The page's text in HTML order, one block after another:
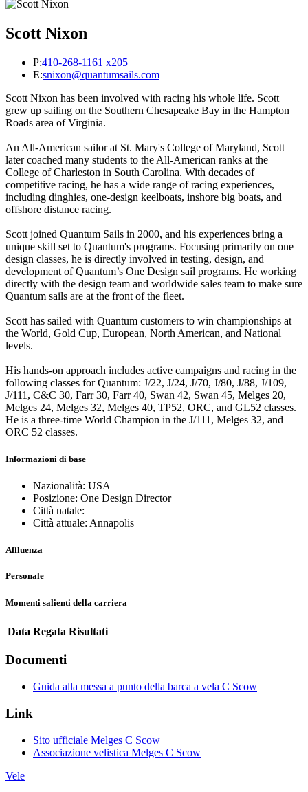
Scott Nixon
P:410-268-1161 x205
E:snixon@quantumsails.com
Scott Nixon has been involved with racing his whole life. Scott
grew up sailing on the Southern Chesapeake Bay in the Hampton
Roads area of Virginia.
An All-American sailor at St. Mary's College of Maryland, Scott
later coached many students to the All-American ranks at the
College of Charleston in South Carolina. With decades of
competitive racing, he has a wide range of racing experiences,
including dinghies, one-design keelboats, inshore big boats, and
offshore distance racing.
Scott joined Quantum Sails in 2000, and his experiences bring a
unique skill set to Quantum's programs. Focusing primarily on one
design classes, he is directly involved in testing, design, and
development of Quantum’s One Design sail programs. He working
directly with the design team and worldwide sales team to make sure
Quantum sails are at the front of the fleet.
Scott has sailed with Quantum customers to win championships at
the World, Gold Cup, European, North American, and National
levels.
His hands-on approach includes active campaigns and racing in the
following classes for Quantum: J/22, J/24, J/70, J/80, J/88, J/109,
J/111, C&C 30, Farr 30, Farr 40, Swan 42, Swan 45, Melges 20,
Melges 24, Melges 32, Melges 40, TP52, ORC, and GL52 classes.
He is a three-time World Champion in the J/111, Melges 32, and
ORC 52 classes.
Informazioni di base
Nazionalità: USA
Posizione: One Design Director
Città natale:
Città attuale: Annapolis
Affluenza
Personale
Momenti salienti della carriera
Data Regata Risultati
Documenti
Guida alla messa a punto della barca a vela C Scow
Link
Sito ufficiale Melges C Scow
Associazione velistica Melges C Scow
Vele